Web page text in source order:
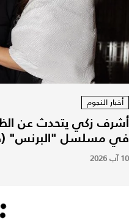
أخبار النجوم
أشرف زكي يتحدث عن
في مسلسل "البرنس"
10 آب 2026